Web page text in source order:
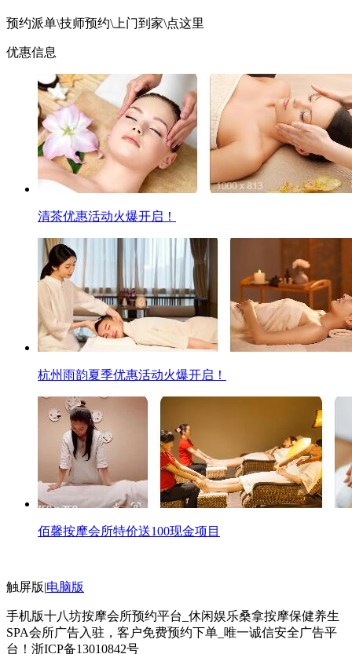
预约派单\技师预约\上门到家\点这里
优惠信息
清茶优惠活动火爆开启！
杭州雨韵夏季优惠活动火爆开启！
佰馨按摩会所特价送100现金项目
触屏版|电脑版
手机版十八坊按摩会所预约平台_休闲娱乐桑拿按摩保健养生
SPA会所广告入驻，客户免费预约下单_唯一诚信安全广告平
台！ 浙ICP备13010842号